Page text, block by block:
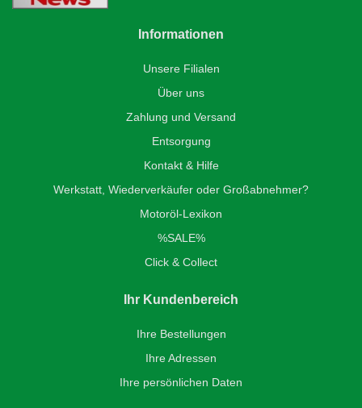
Informationen
Unsere Filialen
Über uns
Zahlung und Versand
Entsorgung
Kontakt & Hilfe
Werkstatt, Wiederverkäufer oder Großabnehmer?
Motoröl-Lexikon
%SALE%
Click & Collect
Ihr Kundenbereich
Ihre Bestellungen
Ihre Adressen
Ihre persönlichen Daten